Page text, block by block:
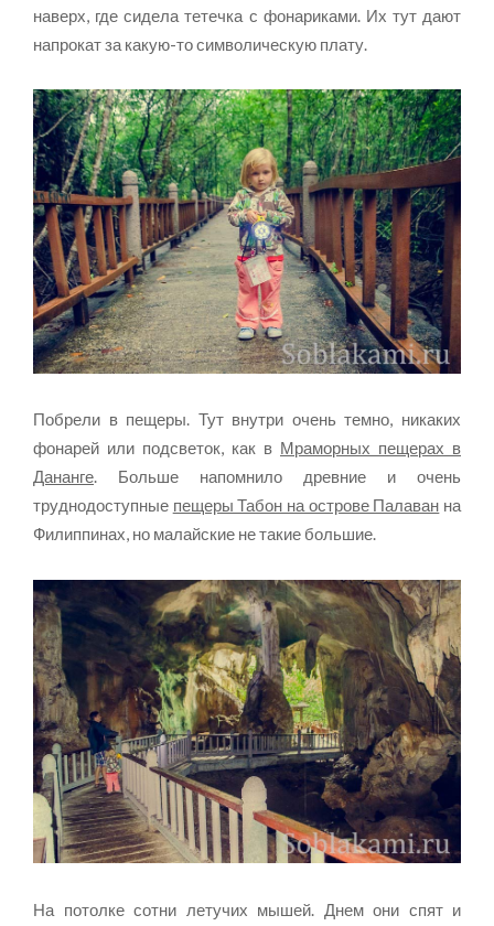
наверх, где сидела тетечка с фонариками. Их тут дают
напрокат за какую-то символическую плату.
Побрели в пещеры. Тут внутри очень темно, никаких
фонарей или подсветок, как в Мраморных пещерах в
Дананге. Больше напомнило древние и очень
труднодоступные пещеры Табон на острове Палаван на
Филиппинах, но малайские не такие большие.
На потолке сотни летучих мышей. Днем они спят и